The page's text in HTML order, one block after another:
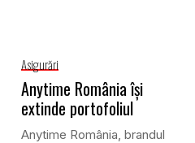
Asigurări
Anytime România își
extinde portofoliul
Anytime România, brandul